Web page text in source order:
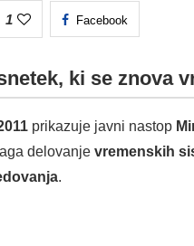
1 Facebook
ki se znova
prikazuje javni nastop
delovanje vremenskih
.